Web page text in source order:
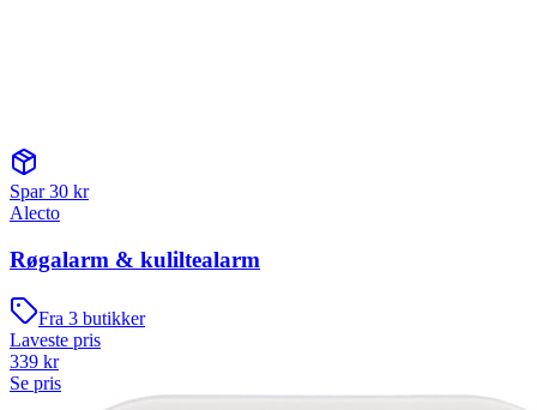
Spar30 kr
Alecto
Røgalarm & kuliltealarm
Fra 3 butikker
Laveste pris
339 kr
Se pris